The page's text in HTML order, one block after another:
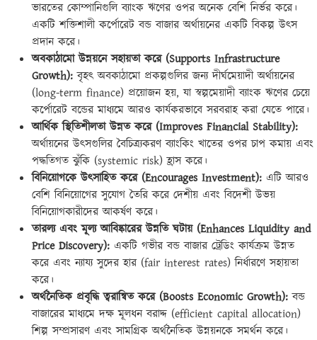
ভারতের কোম্পানিগুলি ব্যাংক ঋণের ওপর অনেক বেশি নির্ভর করে।
একটি শক্তিশালী কর্পোরেট বন্ড বাজার অর্থায়নের একটি বিকল্প উৎস
প্রদান করে।
অবকাঠামো উন্নয়নে সহায়তা করে (Supports Infrastructure
Growth): বৃহৎ অবকাঠামো প্রকল্পগুলির জন্য দীর্ঘমেয়াদী অর্থায়নের
(long-term finance) প্রয়োজন হয়, যা স্বল্পমেয়াদী ব্যাংক ঋণের চেয়ে
কর্পোরেট বন্ডের মাধ্যমে আরও কার্যকরভাবে সরবরাহ করা যেতে পারে।
আর্থিক স্থিতিশীলতা উন্নত করে (Improves Financial Stability):
অর্থায়নের উৎসগুলির বৈচিত্র্যকরণ ব্যাংকিং খাতের ওপর চাপ কমায় এবং
পদ্ধতিগত ঝুঁকি (systemic risk) হ্রাস করে।
বিনিয়োগকে উৎসাহিত করে (Encourages Investment): এটি আরও
বেশি বিনিয়োগের সুযোগ তৈরি করে দেশীয় এবং বিদেশী উভয়
বিনিয়োগকারীদের আকর্ষণ করে।
তারল্য এবং মূল্য আবিষ্কারের উন্নতি ঘটায় (Enhances Liquidity and
Price Discovery): একটি গভীর বন্ড বাজার ট্রেডিং কার্যক্রম উন্নত
করে এবং ন্যায্য সুদের হার (fair interest rates) নির্ধারণে সহায়তা
করে।
অর্থনৈতিক প্রবৃদ্ধি ত্বরান্বিত করে (Boosts Economic Growth): বন্ড
বাজারের মাধ্যমে দক্ষ মূলধন বরাদ্দ (efficient capital allocation)
শিল্প সম্প্রসারণ এবং সামগ্রিক অর্থনৈতিক উন্নয়নকে সমর্থন করে।